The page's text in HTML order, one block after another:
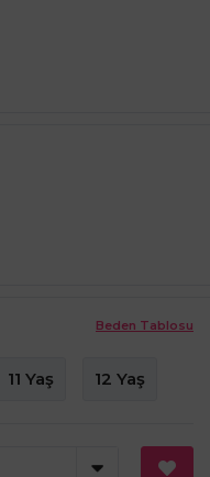
Beden Tablosu
11 Yaş 12 Yaş